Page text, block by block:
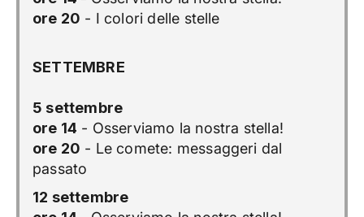
ore 20 - I colori delle stelle
SETTEMBRE
5 settembre
ore 14 - Osserviamo la nostra stella!
ore 20 - Le comete: messaggeri dal
passato
12 settembre